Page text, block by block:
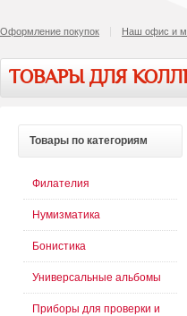
Оформление покупок Наш офис и
ТОВАРЫ ДЛЯ
Товары по категориям
Филателия
Нумизматика
Бонистика
Универсальные альбомы
Приборы для проверки и